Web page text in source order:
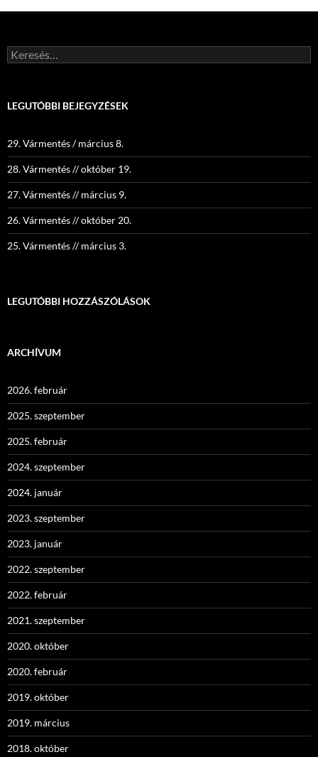
Keresés:
LEGUTÓBBI BEJEGYZÉSEK
29. Vármentés / március 8.
28. Vármentés // október 19.
27. Vármentés // március 9.
26. Vármentés // október 20.
25. Vármentés // március 3.
LEGUTÓBBI HOZZÁSZÓLÁSOK
ARCHÍVUM
2026. február
2025. szeptember
2025. február
2024. szeptember
2024. január
2023. szeptember
2023. január
2022. szeptember
2022. február
2021. szeptember
2020. október
2020. február
2019. október
2019. március
2018. október